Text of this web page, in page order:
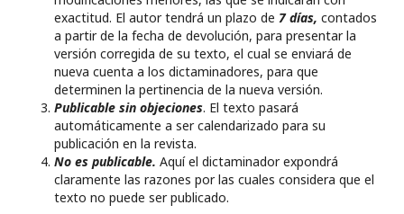
exactitud. El autor tendrá un plazo de 7 días, contados
a partir de la fecha de devolución, para presentar la
versión corregida de su texto, el cual se enviará de
nueva cuenta a los dictaminadores, para que
determinen la pertinencia de la nueva versión.
Publicable sin objeciones. El texto pasará
automáticamente a ser calendarizado para su
publicación en la revista.
No es publicable. Aquí el dictaminador expondrá
claramente las razones por las cuales considera que el
texto no puede ser publicado.